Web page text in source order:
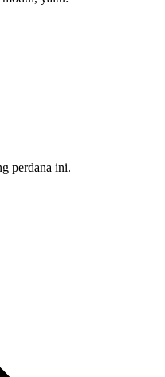
perdana ini.